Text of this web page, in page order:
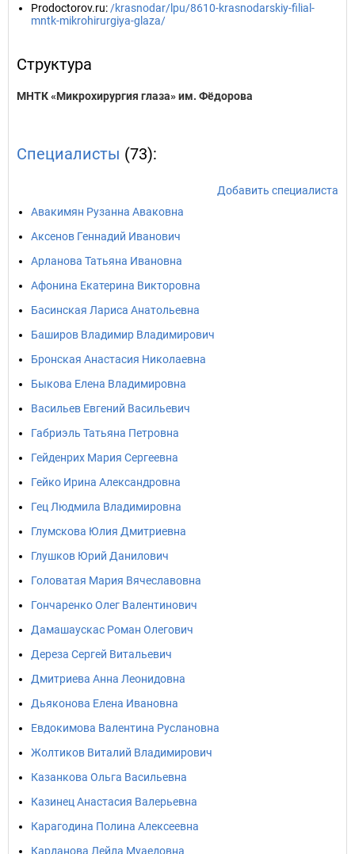
Prodoctorov.ru: /krasnodar/lpu/8610-krasnodarskiy-filial-
mntk-mikrohirurgiya-glaza/
Структура
МНТК «Микрохирургия глаза» им. Фёдорова
Специалисты (73):
Добавить специалиста
Авакимян Рузанна Аваковна
Аксенов Геннадий Иванович
Арланова Татьяна Ивановна
Афонина Екатерина Викторовна
Басинская Лариса Анатольевна
Баширов Владимир Владимирович
Бронская Анастасия Николаевна
Быкова Елена Владимировна
Васильев Евгений Васильевич
Габриэль Татьяна Петровна
Гейденрих Мария Сергеевна
Гейко Ирина Александровна
Гец Людмила Владимировна
Глумскова Юлия Дмитриевна
Глушков Юрий Данилович
Головатая Мария Вячеславовна
Гончаренко Олег Валентинович
Дамашаускас Роман Олегович
Дереза Сергей Витальевич
Дмитриева Анна Леонидовна
Дьяконова Елена Ивановна
Евдокимова Валентина Руслановна
Жолтиков Виталий Владимирович
Казанкова Ольга Васильевна
Казинец Анастасия Валерьевна
Карагодина Полина Алексеевна
Карданова Лейла Муаедовна